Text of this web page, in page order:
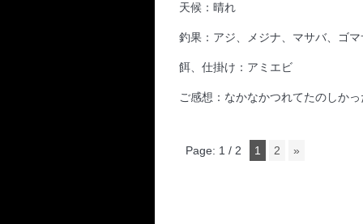
天候：晴れ
釣果：アジ、メジナ、マサバ、
餌、仕掛け：アミエビ
ご感想：なかなかつれてたのしか
Page: 1 / 2 1 2 »